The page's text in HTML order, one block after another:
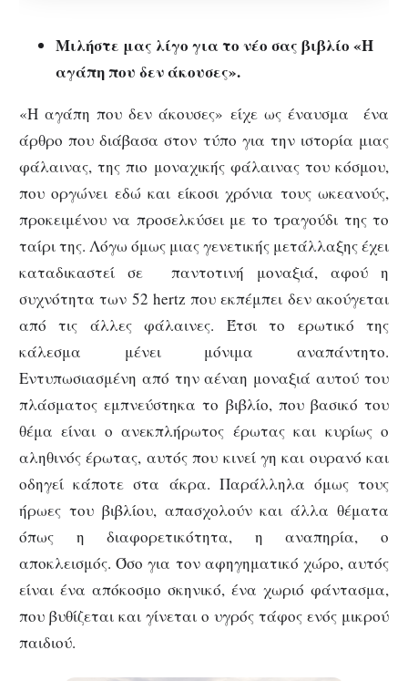
Μιλήστε μας λίγο για το νέο σας βιβλίο «Η
αγάπη που δεν άκουσες».
«Η αγάπη που δεν άκουσες» είχε ως έναυσμα ένα
άρθρο που διάβασα στον τύπο για την ιστορία μιας
φάλαινας, της πιο μοναχικής φάλαινας του κόσμου,
που οργώνει εδώ και είκοσι χρόνια τους ωκεανούς,
προκειμένου να προσελκύσει με το τραγούδι της το
ταίρι της. Λόγω όμως μιας γενετικής μετάλλαξης έχει
καταδικαστεί σε παντοτινή μοναξιά, αφού η
συχνότητα των 52 hertz που εκπέμπει δεν ακούγεται
από τις άλλες φάλαινες. Έτσι το ερωτικό της
κάλεσμα μένει μόνιμα αναπάντητο.
Εντυπωσιασμένη από την αέναη μοναξιά αυτού του
πλάσματος εμπνεύστηκα το βιβλίο, που βασικό του
θέμα είναι ο ανεκπλήρωτος έρωτας και κυρίως ο
αληθινός έρωτας, αυτός που κινεί γη και ουρανό και
οδηγεί κάποτε στα άκρα. Παράλληλα όμως τους
ήρωες του βιβλίου, απασχολούν και άλλα θέματα
όπως η διαφορετικότητα, η αναπηρία, ο
αποκλεισμός. Όσο για τον αφηγηματικό χώρο, αυτός
είναι ένα απόκοσμο σκηνικό, ένα χωριό φάντασμα,
που βυθίζεται και γίνεται ο υγρός τάφος ενός μικρού
παιδιού.